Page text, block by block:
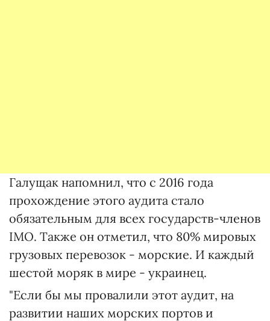
Галущак напомнил, что с 2016 года
прохождение этого аудита стало
обязательным для всех государств-членов
ІМО. Также он отметил, что 80% мировых
грузовых перевозок - морские. И каждый
шестой моряк в мире - украинец.
"Если бы мы провалили этот аудит, на
развитии наших морских портов и